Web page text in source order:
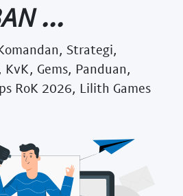
...
Strategi,
Gems, Panduan,
RoK 2026, Lilith Games